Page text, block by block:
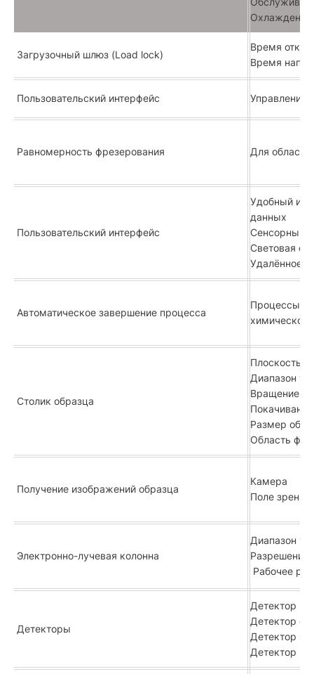
Загрузочный шлюз (Load lock)
Время
Время
Пользовательский интерфейс Управление
Равномерность фрезерования Для
Пользовательский интерфейс
Удобный
данных
Сенсорный
Световая
Удалённое
Автоматическое завершение процесса
Процессы
Столик образца
Плоскость
Диапазон
Вращение:
Размер
Область
Получение изображений образца
Камера
Поле
Электронно-лучевая колонна
Диапазон
Рабочее
Детекторы
Детектор
Детектор
Детектор
Детектор